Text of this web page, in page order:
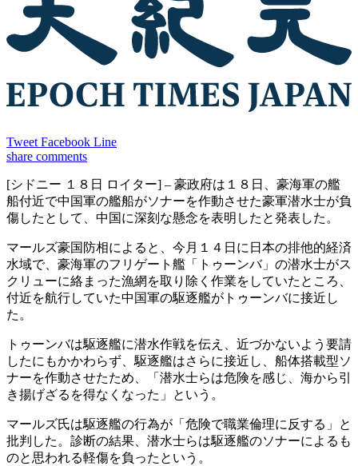
Tweet Facebook Line
share comments
[シドニー １８日 ロイター] – 豪政府は１８日、豪海軍の艦
船付近で中国軍の艦船がソナーを作動させた豪軍潜水士が負
傷したとして、中国に深刻な懸念を表明したと発表した。
マールズ豪国防相によると、今月１４日に日本の排他的経済
水域で、豪海軍のフリゲート艦「トゥーンバ」の潜水士がス
クリューに絡まった漁網を取り除く作業をしていたところ、
付近を航行していた中国軍の駆逐艦がトゥーンバに接近し
た。
トゥーンバは駆逐艦に潜水作戦を伝え、近づかないよう要請
したにもかかわらず、駆逐艦はさらに接近し、船体搭載型ソ
ナーを作動させたため、「潜水士らは危険を感じ、海から引
き揚げざるを得なくなった」という。
マールズ氏は駆逐艦の行為が「危険で職業倫理に反する」と
批判した。診断の結果、潜水士らは駆逐艦のソナーによるも
のと思われる軽傷を負ったという。